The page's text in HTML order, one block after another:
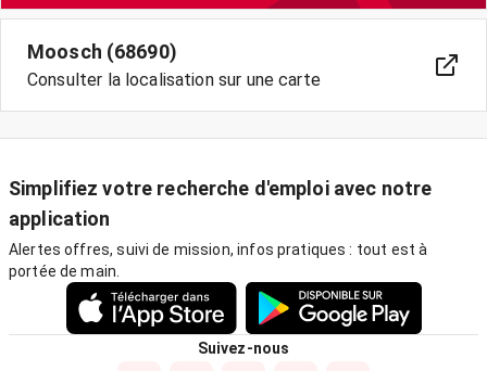
Moosch (68690)
Consulter la localisation sur une carte
Simplifiez votre recherche d'emploi avec notre
application
Alertes offres, suivi de mission, infos pratiques : tout est à
portée de main.
Suivez-nous